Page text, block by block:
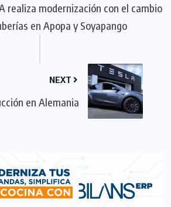
realiza modernización con el cambio
en Apopa y Soyapango
NEXT
en Alemania